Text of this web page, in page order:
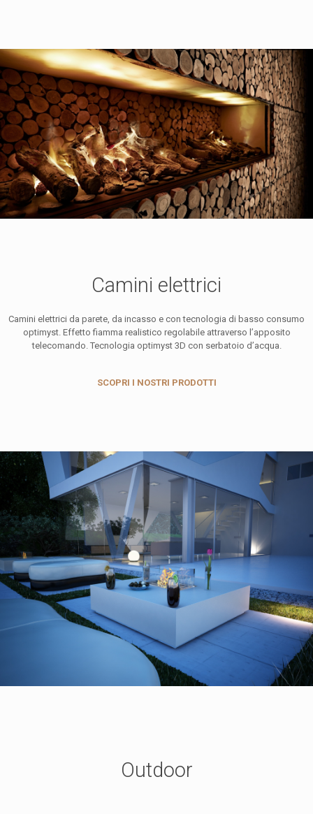
Camini elettrici
Camini elettrici da parete, da incasso e con tecnologia di basso consumo
optimyst. Effetto fiamma realistico regolabile attraverso l’apposito
telecomando. Tecnologia optimyst 3D con serbatoio d’acqua.
SCOPRI I NOSTRI PRODOTTI
Outdoor